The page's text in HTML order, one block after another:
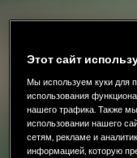
Этот сайт
Мы используем куки для
использования
нашего трафика. Также
использовании нашего
сетям, рекламе и
информацией, которую